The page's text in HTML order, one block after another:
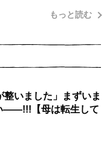
もっと読む
整いました」まずいま
――!!!【母は転生して